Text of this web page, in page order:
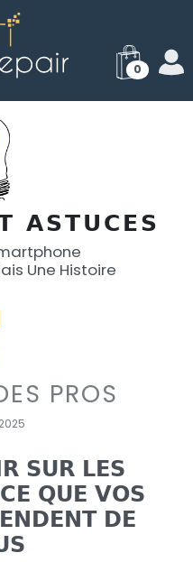
0
ASTUCES
Une Histoire
PROS
SUR LES
QUE VOS
DE